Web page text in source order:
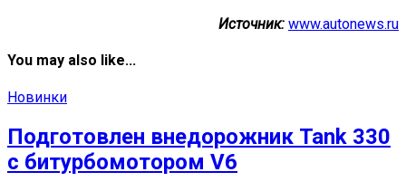
Источник: www.autonews.ru
You may also like...
Новинки
Подготовлен внедорожник Tank 330
с битурбомотором V6